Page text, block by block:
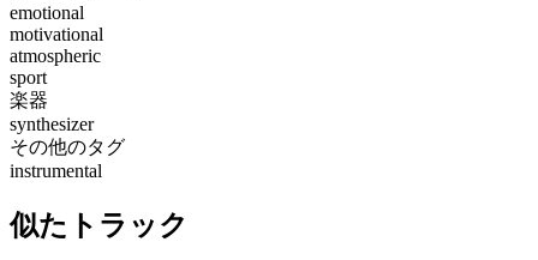
emotional
motivational
atmospheric
sport
楽器
synthesizer
その他のタグ
instrumental
似たトラック